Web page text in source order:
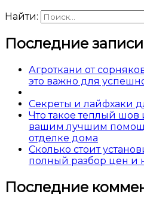
Найти:
Последние записи
Агроткани от
это важно для
Секреты и лайфхаки
Что такое теплый шов
вашим лучшим
отделке дома
Сколько стоит
полный разбор цен и
Последние